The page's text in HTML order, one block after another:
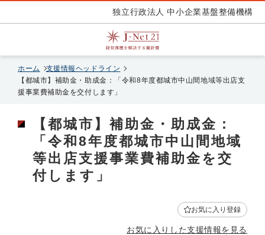
独立行政法人 中小企業基盤整備機構
ホーム
支援情報ヘッドライン
【都城市】補助金・助成金：「令和8年度都城市中山間地域等出店支
援事業費補助金を交付します」
【都城市】補助金・助成金：
「令和8年度都城市中山間地域
等出店支援事業費補助金を交
付します」
お気に入り登録
お気に入りした支援情報を見る